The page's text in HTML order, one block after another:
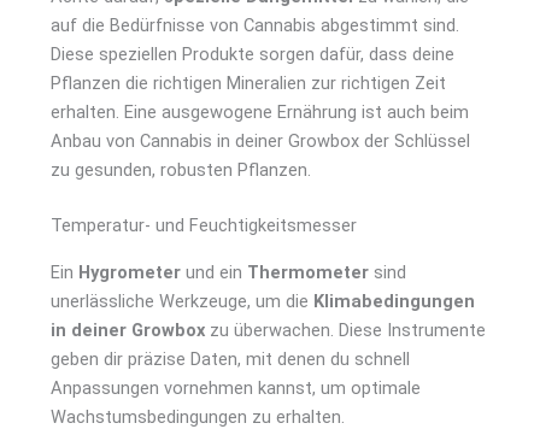
auf die Bedürfnisse von Cannabis abgestimmt sind.
Diese speziellen Produkte sorgen dafür, dass deine
Pflanzen die richtigen Mineralien zur richtigen Zeit
erhalten. Eine ausgewogene Ernährung ist auch beim
Anbau von Cannabis in deiner Growbox der Schlüssel
zu gesunden, robusten Pflanzen.
Temperatur- und Feuchtigkeitsmesser
Ein Hygrometer und ein Thermometer sind
unerlässliche Werkzeuge, um die Klimabedingungen
in deiner Growbox zu überwachen. Diese Instrumente
geben dir präzise Daten, mit denen du schnell
Anpassungen vornehmen kannst, um optimale
Wachstumsbedingungen zu erhalten.